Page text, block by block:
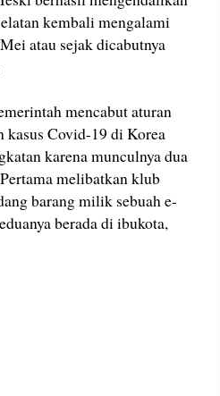
kembali mengalami
atau sejak dicabutnya
mencabut aturan
kasus Covid-19 di Korea
karena munculnya dua
melibatkan klub
barang milik sebuah e-
berada di ibukota,